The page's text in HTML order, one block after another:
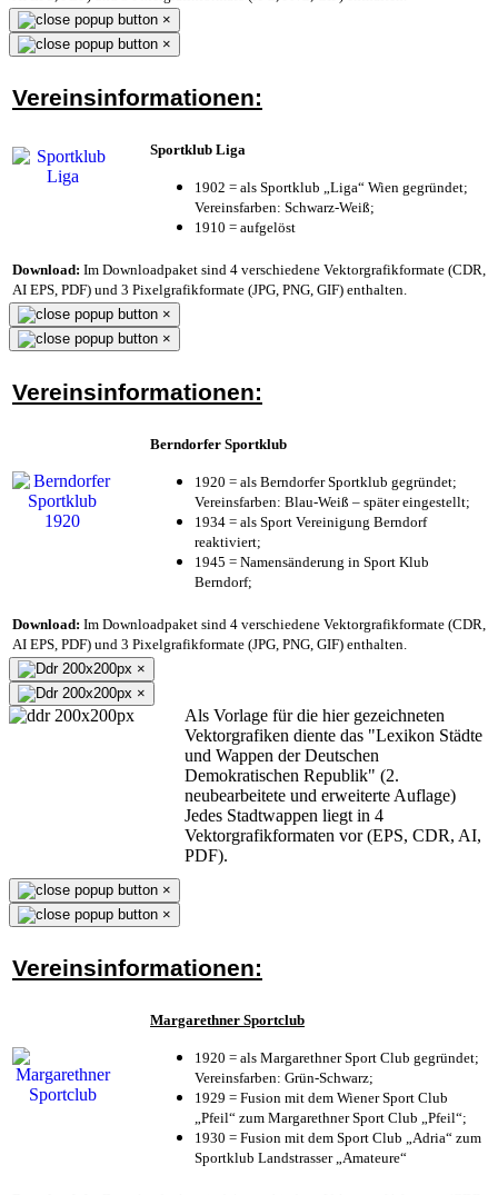
×
×
Vereinsinformationen:
Sportklub Liga
1902 = als Sportklub „Liga“ Wien gegründet;
Vereinsfarben: Schwarz-Weiß;
1910 = aufgelöst
Download: Im Downloadpaket sind 4 verschiedene Vektorgrafikformate (CDR,
AI EPS, PDF) und 3 Pixelgrafikformate (JPG, PNG, GIF) enthalten.
×
×
Vereinsinformationen:
Berndorfer Sportklub
1920 = als Berndorfer Sportklub gegründet;
Vereinsfarben: Blau-Weiß – später eingestellt;
1934 = als Sport Vereinigung Berndorf
reaktiviert;
1945 = Namensänderung in Sport Klub
Berndorf;
Download: Im Downloadpaket sind 4 verschiedene Vektorgrafikformate (CDR,
AI EPS, PDF) und 3 Pixelgrafikformate (JPG, PNG, GIF) enthalten.
×
×
Als Vorlage für die hier gezeichneten
Vektorgrafiken diente das "Lexikon Städte
und Wappen der Deutschen
Demokratischen Republik" (2.
neubearbeitete und erweiterte Auflage)
Jedes Stadtwappen liegt in 4
Vektorgrafikformaten vor (EPS, CDR, AI,
PDF).
×
×
Vereinsinformationen:
Margarethner Sportclub
1920 = als Margarethner Sport Club gegründet;
Vereinsfarben: Grün-Schwarz;
1929 = Fusion mit dem Wiener Sport Club
„Pfeil“ zum Margarethner Sport Club „Pfeil“;
1930 = Fusion mit dem Sport Club „Adria“ zum
Sportklub Landstrasser „Amateure“